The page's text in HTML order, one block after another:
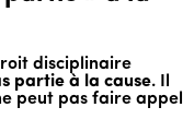
disciplinaire
partie à la cause. Il
peut pas faire appel